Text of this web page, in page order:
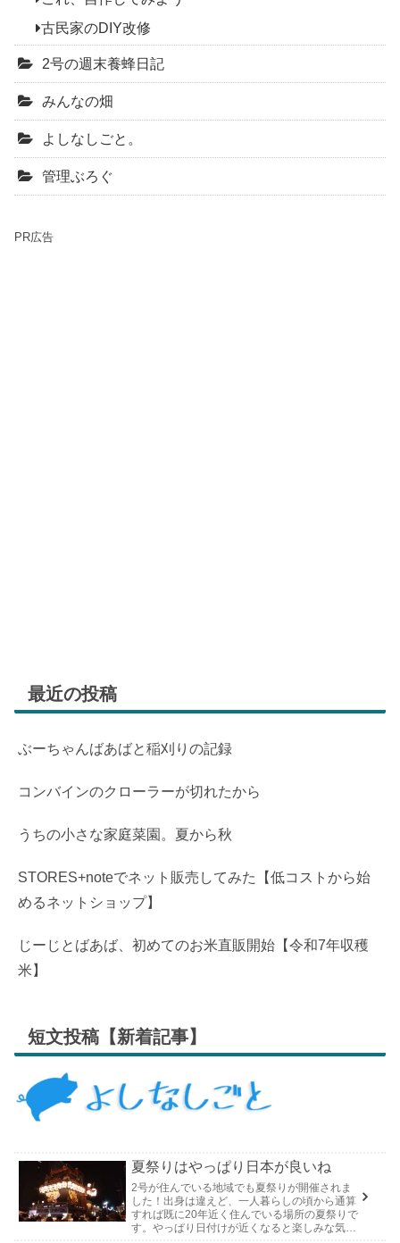
古民家のDIY改修
2号の週末養蜂日記
みんなの畑
よしなしごと。
管理ぶろぐ
PR広告
最近の投稿
ぶーちゃんばあばと稲刈りの記録
コンバインのクローラーが切れたから
うちの小さな家庭菜園。夏から秋
STORES+noteでネット販売してみた【低コストから始
めるネットショップ】
じーじとばあば、初めてのお米直販開始【令和7年収穫
米】
短文投稿【新着記事】
夏祭りはやっぱり日本が良いね
2号が住んでいる地域でも夏祭りが開催されま
した！出身は違えど、一人暮らしの頃から通算
すれば既に20年近く住んでいる場所の夏祭りで
す。やっぱり日付けが近くなると楽しみな気持